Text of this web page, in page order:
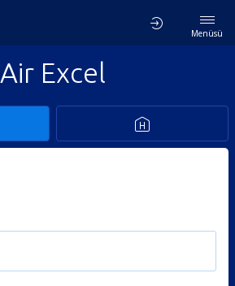
Menüsü
Air Excel